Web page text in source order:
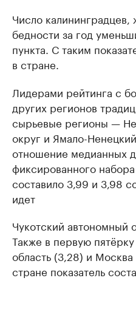
Число калининградцев,
бедности за год
пункта. С таким
в стране.
Лидерами рейтинга с
других регионов
сырьевые регионы —
округ и Ямало-
отношение медианных
фиксированного
составило 3,99 и 3,98
идет
Чукотский автономный
Также в первую
область (3,28) и
стране показатель